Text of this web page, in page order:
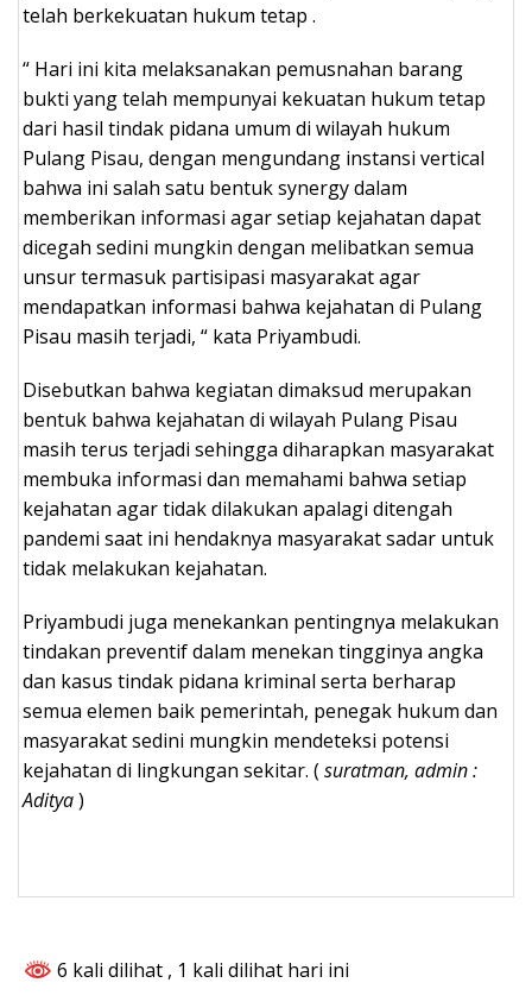
telah berkekuatan hukum tetap .
“ Hari ini kita melaksanakan pemusnahan barang
bukti yang telah mempunyai kekuatan hukum tetap
dari hasil tindak pidana umum di wilayah hukum
Pulang Pisau, dengan mengundang instansi vertical
bahwa ini salah satu bentuk synergy dalam
memberikan informasi agar setiap kejahatan dapat
dicegah sedini mungkin dengan melibatkan semua
unsur termasuk partisipasi masyarakat agar
mendapatkan informasi bahwa kejahatan di Pulang
Pisau masih terjadi, “ kata Priyambudi.
Disebutkan bahwa kegiatan dimaksud merupakan
bentuk bahwa kejahatan di wilayah Pulang Pisau
masih terus terjadi sehingga diharapkan masyarakat
membuka informasi dan memahami bahwa setiap
kejahatan agar tidak dilakukan apalagi ditengah
pandemi saat ini hendaknya masyarakat sadar untuk
tidak melakukan kejahatan.
Priyambudi juga menekankan pentingnya melakukan
tindakan preventif dalam menekan tingginya angka
dan kasus tindak pidana kriminal serta berharap
semua elemen baik pemerintah, penegak hukum dan
masyarakat sedini mungkin mendeteksi potensi
kejahatan di lingkungan sekitar. (suratman, admin :
Aditya)
6 kali dilihat , 1 kali dilihat hari ini